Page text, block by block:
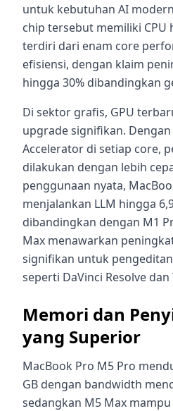
untuk kebutuhan AI
chip tersebut memiliki CPU
terdiri dari enam core
efisiensi, dengan klaim
hingga 30% dibandingkan
Di sektor grafis, GPU
upgrade signifikan.
Accelerator di setiap core,
dilakukan dengan lebih
penggunaan nyata,
menjalankan LLM hingga
dibandingkan dengan M1
Max menawarkan
signifikan untuk
seperti DaVinci Resolve dan
Memori dan
yang Superior
MacBook Pro M5 Pro
GB dengan bandwidth
sedangkan M5 Max